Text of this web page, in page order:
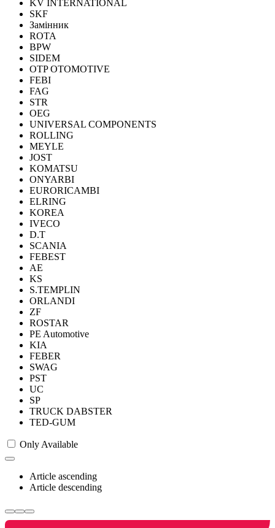
KV INTERNATIONAL
SKF
Замінник
ROTA
BPW
SIDEM
OTP OTOMOTIVE
FEBI
FAG
STR
OEG
UNIVERSAL COMPONENTS
ROLLING
MEYLE
JOST
KOMATSU
ONYARBI
EURORICAMBI
ELRING
KOREA
IVECO
D.T
SCANIA
FEBEST
AE
KS
S.TEMPLIN
ORLANDI
ZF
ROSTAR
PE Automotive
KIA
FEBER
SWAG
PST
UC
SP
TRUCK DABSTER
TED-GUM
Only Available
Article ascending
Article descending